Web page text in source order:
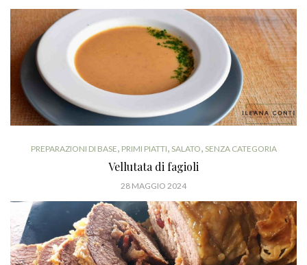
PREPARAZIONI DI BASE, PRIMI PIATTI, SALATO, SENZA CATEGORIA
Vellutata di fagioli
28 MAGGIO 2024